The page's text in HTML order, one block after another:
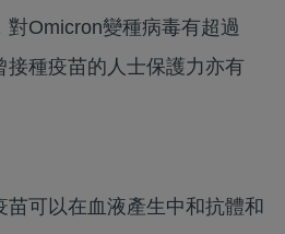
Omicron變種病毒有超過
接種疫苗的人士保護力亦有
可以在血液產生中和抗體和